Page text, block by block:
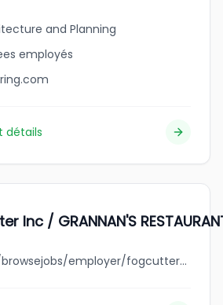
and Planning
employés
détails
Inc / GRANNAN'S
jobbank.gc.ca/browsejobs/employer/fogcutter+inc+%2F+grannan%27s+restaurant/ca